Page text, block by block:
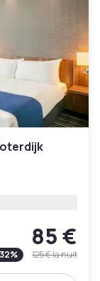
85 €
32% 125 €la nuit